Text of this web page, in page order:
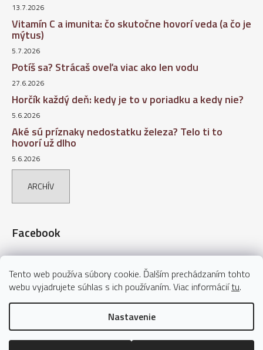
Tento web používa súbory cookie. Ďalším prechádzaním tohto
webu vyjadrujete súhlas s ich používaním. Viac informáciítu.
Nastavenie
13.7.2026
Vitamín C a imunita: čo skutočne hovorí veda (a čo je
mýtus)
5.7.2026
Potíš sa? Strácaš oveľa viac ako len vodu
27.6.2026
Horčík každý deň: kedy je to v poriadku a kedy nie?
5.6.2026
Aké sú príznaky nedostatku železa? Telo ti to
hovorí už dlho
5.6.2026
ARCHÍV
Facebook
Copyright 2026AVITA – Vaše výživové doplnky. Všetky práva